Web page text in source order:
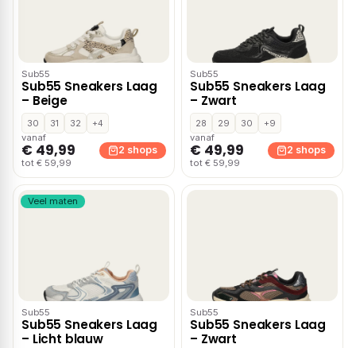
Sub55
Sub55 Sneakers Laag
– Beige
30 31 32
+4
vanaf
€ 49,99
tot € 59,99
2 shops
Sub55
Sub55 Sneakers Laag
– Zwart
28 29 30
+9
vanaf
€ 49,99
tot € 59,99
2 shops
Veel maten
Sub55
Sub55 Sneakers Laag
– Licht blauw
Sub55
Sub55 Sneakers Laag
– Zwart